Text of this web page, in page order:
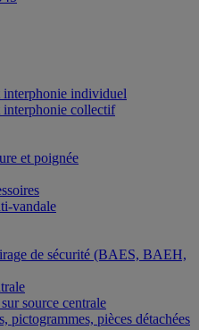
individuel
interphonie collectif
et poignée
vandale
de sécurité (BAES, BAEH,
source centrale
pictogrammes, pièces détachées